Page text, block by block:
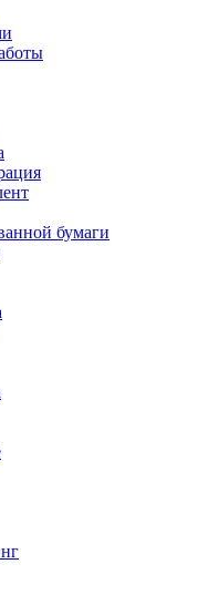
бумаги